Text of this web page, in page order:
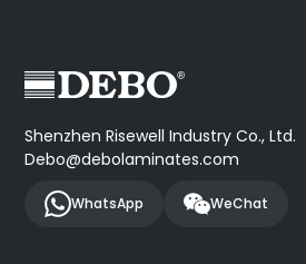
Shenzhen Risewell Industry Co., Ltd.
Debo@debolaminates.com
WhatsApp WeChat